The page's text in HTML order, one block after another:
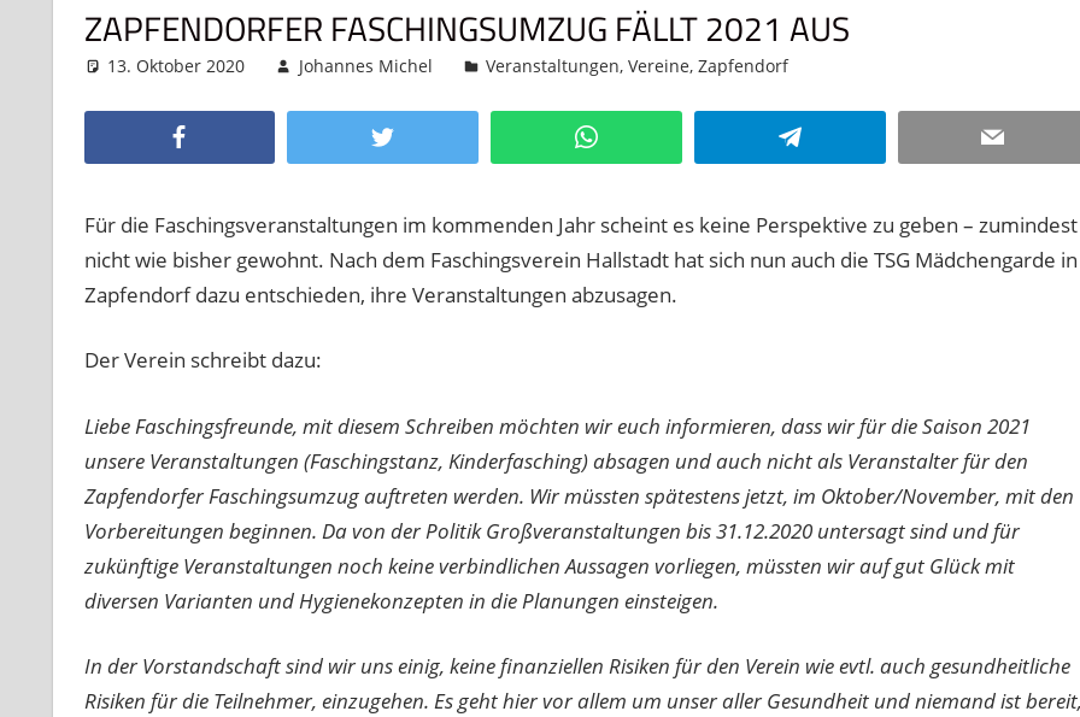
ZAPFENDORFER FASCHINGSUMZUG FÄLLT 2021 AUS
13. Oktober 2020 Johannes Michel Veranstaltungen,Vereine,Zapfendorf
Twitter WhatsApp Telegram Email
Für die Faschingsveranstaltungen im kommenden Jahr scheint es keine Perspektive zu geben – zumindest
nicht wie bisher gewohnt. Nach dem Faschingsverein Hallstadt hat sich nun auch die TSG Mädchengarde in
Zapfendorf dazu entschieden, ihre Veranstaltungen abzusagen.
Der Verein schreibt dazu:
Liebe Faschingsfreunde, mit diesem Schreiben möchten wir euch informieren, dass wir für die Saison 2021
unsere Veranstaltungen (Faschingstanz, Kinderfasching) absagen und auch nicht als Veranstalter für den
Zapfendorfer Faschingsumzug auftreten werden. Wir müssten spätestens jetzt, im Oktober/November, mit den
Vorbereitungen beginnen. Da von der Politik Großveranstaltungen bis 31.12.2020 untersagt sind und für
zukünftige Veranstaltungen noch keine verbindlichen Aussagen vorliegen, müssten wir auf gut Glück mit
diversen Varianten und Hygienekonzepten in die Planungen einsteigen.
In der Vorstandschaft sind wir uns einig, keine finanziellen Risiken für den Verein wie evtl. auch gesundheitliche
Risiken für die Teilnehmer, einzugehen. Es geht hier vor allem um unser aller Gesundheit und niemand ist